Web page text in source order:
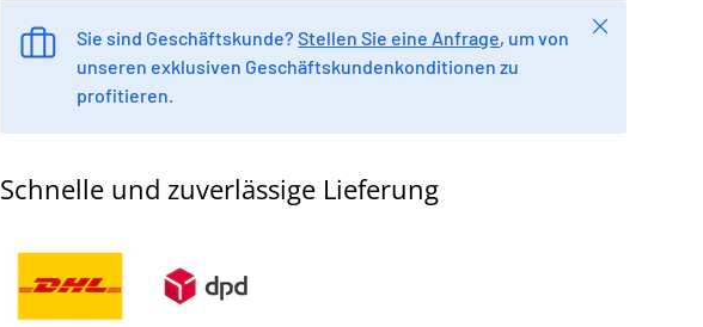
Sie sind Geschäftskunde?Stellen Sie eine Anfrage, um von
unseren exklusiven Geschäftskundenkonditionen zu
profitieren.
Schließen
Schnelle und zuverlässige Lieferung